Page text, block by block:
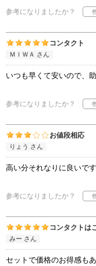
参考になりましたか？
コンタクト
ＭＩＷＡ さん
いつも早くて安いので、
参考になりましたか？
お値段相応
りょう さん
高い分それなりに良いです
参考になりましたか？
コンタクトは
みー さん
セットで価格のお得感も